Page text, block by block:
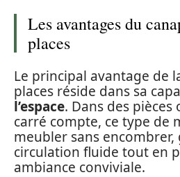
Les avantages du
places
Le principal avantage de
places réside dans sa
l’espace. Dans des
carré compte, ce type de
meubler sans
circulation fluide tout en
ambiance conviviale.